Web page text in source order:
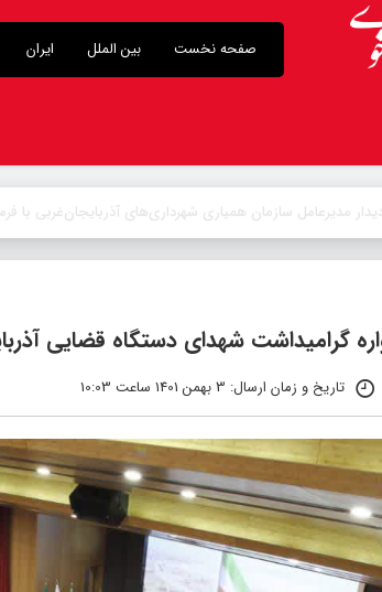
صفحه نخست بین الملل ایران
استاندار_
گرامیداشت شهدای دستگاه قضایی
تاریخ و زمان ارسال: 3 بهمن 1401 ساعت 10:03